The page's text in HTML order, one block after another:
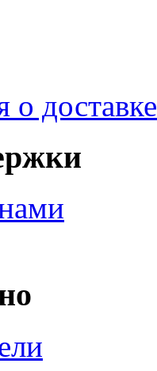
доставке